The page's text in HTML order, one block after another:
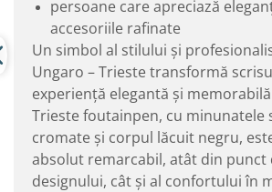
persoane care apreciază
accesoriile rafinate
Un simbol al stilului și
Ungaro – Trieste transformă
experiență elegantă și
Trieste foutainpen, cu minunatele
cromate și corpul lăcuit negru,
absolut remarcabil, atât din punct
designului, cât și al confortului în